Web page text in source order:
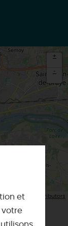
+
-
contributors
et
votre